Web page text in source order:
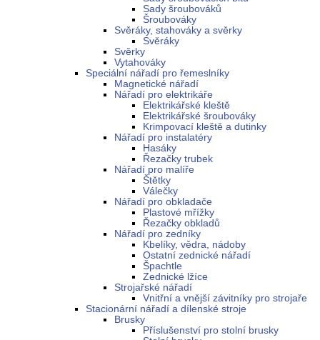
Sady šroubováků
Šroubováky
Svěráky, stahováky a svěrky
Svěráky
Svěrky
Vytahováky
Speciální nářadí pro řemeslníky
Magnetické nářadí
Nářadí pro elektrikáře
Elektrikářské kleště
Elektrikářské šroubováky
Krimpovací kleště a dutinky
Nářadí pro instalatéry
Hasáky
Řezačky trubek
Nářadí pro malíře
Štětky
Válečky
Nářadí pro obkladače
Plastové mřížky
Řezačky obkladů
Nářadí pro zedníky
Kbelíky, vědra, nádoby
Ostatní zednické nářadí
Špachtle
Zednické lžíce
Strojařské nářadí
Vnitřní a vnější závitníky pro strojaře
Stacionární nářadí a dílenské stroje
Brusky
Příslušenství pro stolní brusky